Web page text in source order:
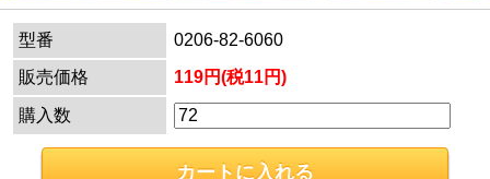
型番
0206-82-6060
販売価格
119円(税11円)
購入数